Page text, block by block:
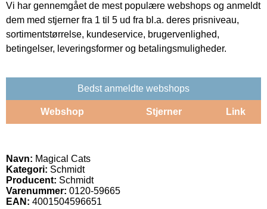
Vi har gennemgået de mest populære webshops og anmeldt
dem med stjerner fra 1 til 5 ud fra bl.a. deres prisniveau,
sortimentstørrelse, kundeservice, brugervenlighed,
betingelser, leveringsformer og betalingsmuligheder.
Bedst anmeldte webshops
Webshop Stjerner Link
Navn: Magical Cats
Kategori: Schmidt
Producent: Schmidt
Varenummer: 0120-59665
EAN: 4001504596651